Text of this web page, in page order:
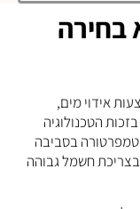
בחירה
אידוי מים,
הטכנולוגיה
בסביבה
בצריכת חשמל גבוהה